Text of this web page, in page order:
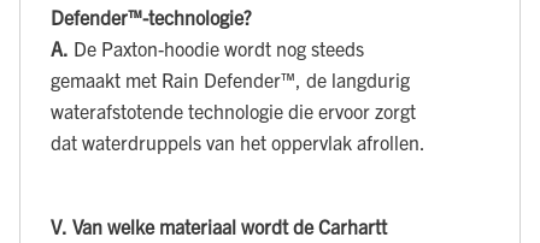
Defender™-technologie?
A. De Paxton-hoodie wordt nog steeds
gemaakt met Rain Defender™, de langdurig
waterafstotende technologie die ervoor zorgt
dat waterdruppels van het oppervlak afrollen.
V. Van welke materiaal wordt de Carhartt